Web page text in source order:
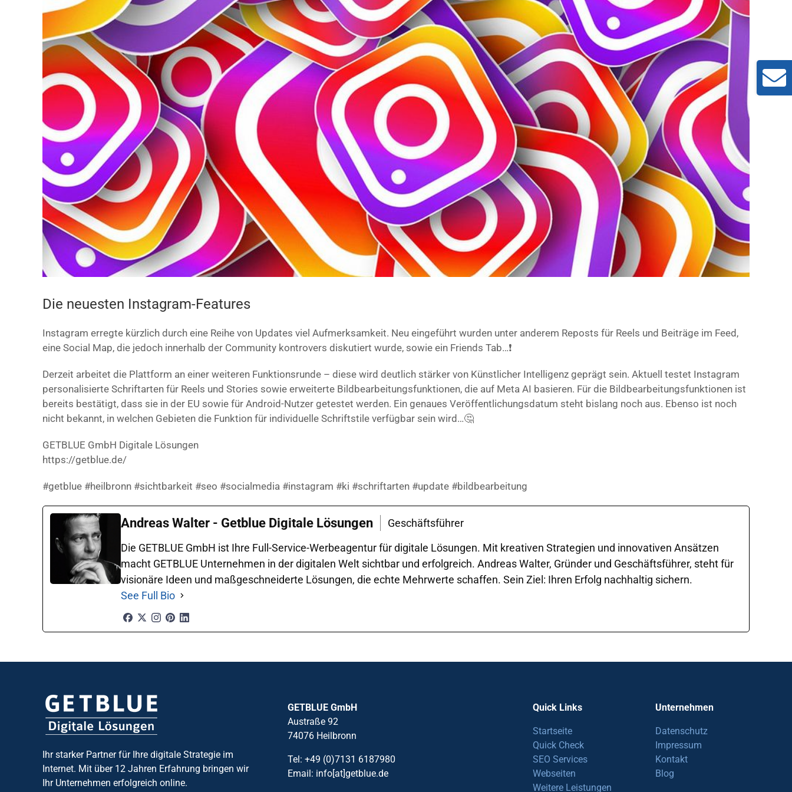
Die neuesten Instagram-Features
Instagram erregte kürzlich durch eine Reihe von Updates viel Aufmerksamkeit. Neu eingeführt wurden unter anderem Reposts für Reels und Beiträge im Feed,
eine Social Map, die jedoch innerhalb der Community kontrovers diskutiert wurde, sowie ein Friends Tab…❗
Derzeit arbeitet die Plattform an einer weiteren Funktionsrunde – diese wird deutlich stärker von Künstlicher Intelligenz geprägt sein. Aktuell testet Instagram
personalisierte Schriftarten für Reels und Stories sowie erweiterte Bildbearbeitungsfunktionen, die auf Meta AI basieren. Für die Bildbearbeitungsfunktionen ist
bereits bestätigt, dass sie in der EU sowie für Android-Nutzer getestet werden. Ein genaues Veröffentlichungsdatum steht bislang noch aus. Ebenso ist noch
nicht bekannt, in welchen Gebieten die Funktion für individuelle Schriftstile verfügbar sein wird…🤔
GETBLUE GmbH Digitale Lösungen
https://getblue.de/
#getblue #heilbronn #sichtbarkeit #seo #socialmedia #instagram #ki #schriftarten #update #bildbearbeitung
Andreas Walter - Getblue Digitale Lösungen
Geschäftsführer
Die GETBLUE GmbH ist Ihre Full-Service-Werbeagentur für digitale Lösungen. Mit kreativen Strategien und innovativen Ansätzen
macht GETBLUE Unternehmen in der digitalen Welt sichtbar und erfolgreich. Andreas Walter, Gründer und Geschäftsführer, steht für
visionäre Ideen und maßgeschneiderte Lösungen, die echte Mehrwerte schaffen. Sein Ziel: Ihren Erfolg nachhaltig sichern.
See Full Bio
Ihr starker Partner für Ihre digitale Strategie im
Internet. Mit über 12 Jahren Erfahrung bringen wir
Ihr Unternehmen erfolgreich online.
GETBLUE GmbH
Austraße 92
74076 Heilbronn
Tel: +49 (0)7131 6187980
Email: info[at]getblue.de
Quick Links
Startseite
Quick Check
SEO Services
Webseiten
Weitere Leistungen
Unternehmen
Datenschutz
Impressum
Kontakt
Blog
Toggle
Sliding
Bar